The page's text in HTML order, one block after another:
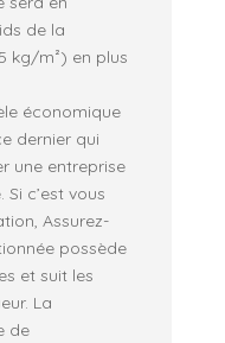
de la
kg/m²) en plus
économique
dernier qui
une entreprise
c’est vous
Assurez-
possède
et suit les
La
de